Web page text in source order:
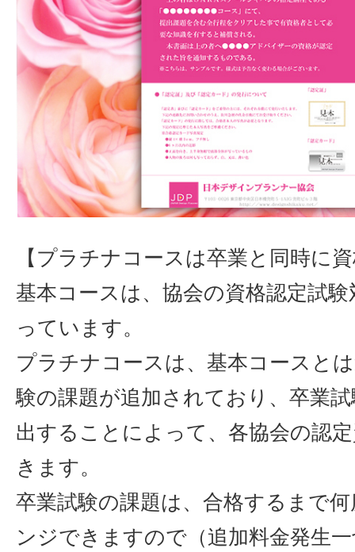
【プラチナコースは卒業と同時に
基本コースは、協会の資格認定試
っています。
プラチナコースは、基本コースと
験の課題が追加されており、卒業
出することによって、各協会の認
きます。
卒業試験の課題は、合格するまで
ンジできますので（追加料金発生